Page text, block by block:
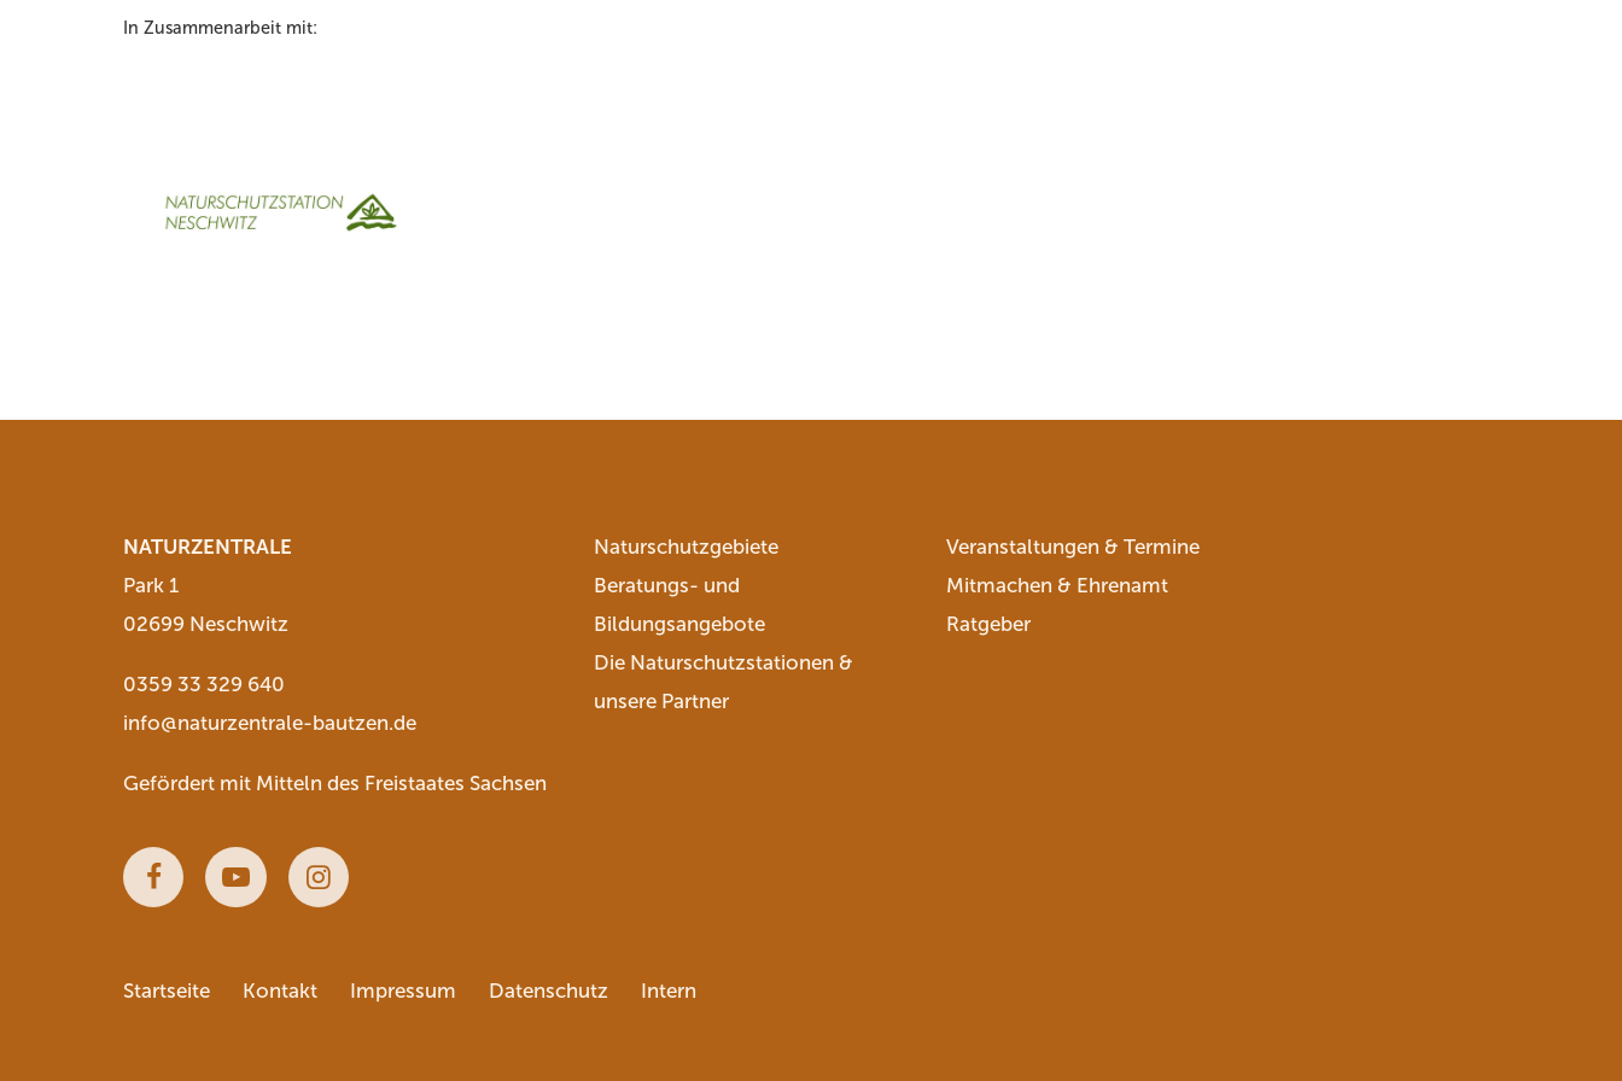
In Zusammenarbeit mit:
NATURZENTRALE
Park 1
02699 Neschwitz
0359 33 329 640
info@naturzentrale-bautzen.de
Gefördert mit Mitteln des Freistaates Sachsen
FacebookYoutubeInstagram
Naturschutzgebiete
Beratungs- und
Bildungsangebote
Die Naturschutzstationen &
unsere Partner
Veranstaltungen & Termine
Mitmachen & Ehrenamt
Ratgeber
Startseite Kontakt Impressum Datenschutz Intern